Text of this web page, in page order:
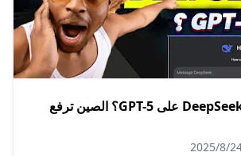
هل يتفوق DeepSeek v3.1 على GPT-5؟ الصين ترفع
2025/8/